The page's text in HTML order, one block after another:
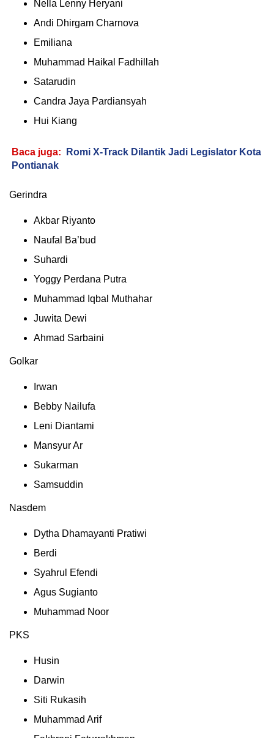
Nella Lenny Heryani
Andi Dhirgam Charnova
Emiliana
Muhammad Haikal Fadhillah
Satarudin
Candra Jaya Pardiansyah
Hui Kiang
Baca juga:
Romi X-Track Dilantik Jadi Legislator Kota
Pontianak
Gerindra
Akbar Riyanto
Naufal Ba’bud
Suhardi
Yoggy Perdana Putra
Muhammad Iqbal Muthahar
Juwita Dewi
Ahmad Sarbaini
Golkar
Irwan
Bebby Nailufa
Leni Diantami
Mansyur Ar
Sukarman
Samsuddin
Nasdem
Dytha Dhamayanti Pratiwi
Berdi
Syahrul Efendi
Agus Sugianto
Muhammad Noor
PKS
Husin
Darwin
Siti Rukasіh
Muhammad Arif